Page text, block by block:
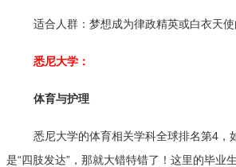
适合人群：梦想成为律政精英或白衣天使
悉尼大学：
体育与护理
悉尼大学的体育相关学科全球排名第4，
是“四肢发达”，那就大错特错了！这里的毕业